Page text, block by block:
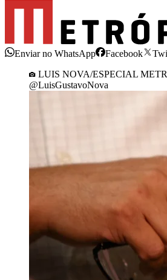
Enviar no WhatsApp Facebook
LUIS NOVA/ESPECIAL
@LuisGustavoNova